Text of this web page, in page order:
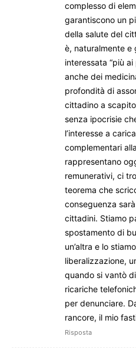
complesso di
garantiscono un
della salute del
è, naturalmente e
interessata “più
anche dei
profondità di
cittadino a
senza ipocrisie
l’interesse a
complementari
rappresentano
remunerativi, ci
teorema che
conseguenza
cittadini. Stiamo
spostamento di
un’altra e lo
liberalizzazione,
quando si vantò
ricariche
per denunciare.
rancore, il mio
Risposta